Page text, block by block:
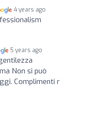
4 years ago
5 years ago
Non si può
Complimenti r